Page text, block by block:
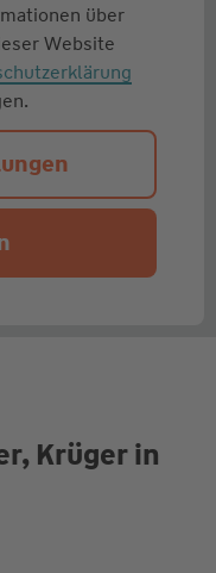
über
Website
Krüger in